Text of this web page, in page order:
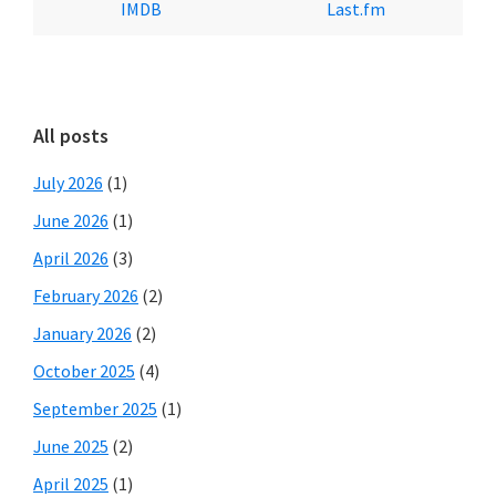
IMDB Last.fm
All posts
July 2026 (1)
June 2026 (1)
April 2026 (3)
February 2026 (2)
January 2026 (2)
October 2025 (4)
September 2025 (1)
June 2025 (2)
April 2025 (1)